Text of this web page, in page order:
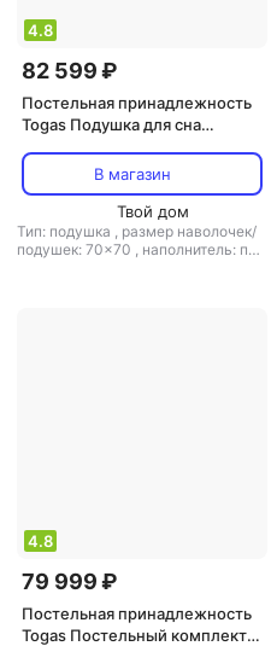
4.8
82 599 ₽
Постельная принадлежность
Togas Подушка для сна
В магазин
Твой дом
Тип: подушка , размер наволочек/
подушек: 70x70 , наполнитель: пух
4.8
79 999 ₽
Постельная принадлежность
Togas Постельный комплект